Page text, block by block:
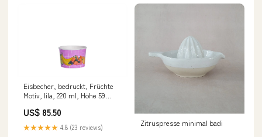
Eisbecher, bedruckt, Früchte
Motiv, lila, 220 ml, Höhe 59
US$ 85.50
★★★★★ 4.8 (23 reviews) Zitruspresse minimal badi